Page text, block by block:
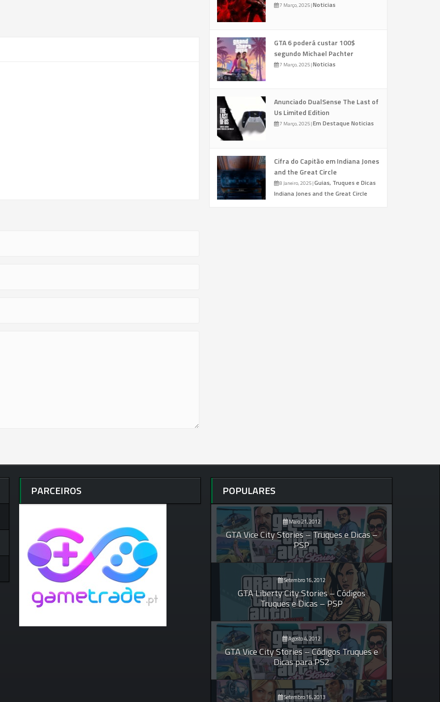
7 Março, 2025|Noticias
GTA 6 poderá custar 100$
segundo Michael Pachter
7 Março, 2025|Noticias
Anunciado DualSense The Last of
Us Limited Edition
7 Março, 2025|Em Destaque Noticias
Cifra do Capitão em Indiana Jones
and the Great Circle
8 Janeiro, 2025|Guias, Truques e Dicas
Indiana Jones and the Great Circle
PARCEIROS POPULARES
Maio 21, 2012
GTA Vice City Stories – Truques e Dicas –
PSP
Setembro 16, 2012
GTA Liberty City Stories – Códigos
Truques e Dicas – PSP
Agosto 4, 2012
GTA Vice City Stories – Códigos Truques e
Dicas para PS2
Setembro 16, 2013